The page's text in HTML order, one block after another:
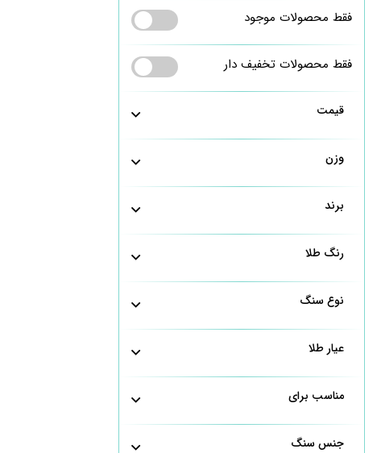
فقط محصولات موجود
فقط محصولات تخفیف دار
قیمت
وزن
برند
رنگ طلا
نوع سنگ
عیار طلا
مناسب برای
جنس سنگ